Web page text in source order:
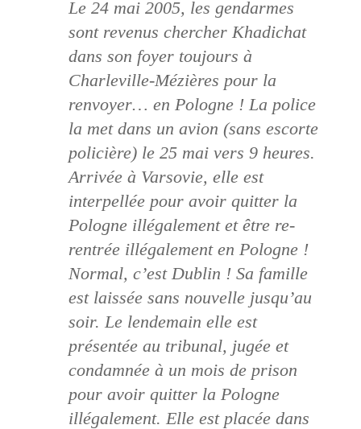
Le 24 mai 2005, les gendarmes
sont revenus chercher Khadichat
dans son foyer toujours à
Charleville-Mézières pour la
renvoyer… en Pologne ! La police
la met dans un avion (sans escorte
policière) le 25 mai vers 9 heures.
Arrivée à Varsovie, elle est
interpellée pour avoir quitter la
Pologne illégalement et être re-
rentrée illégalement en Pologne !
Normal, c’est Dublin ! Sa famille
est laissée sans nouvelle jusqu’au
soir. Le lendemain elle est
présentée au tribunal, jugée et
condamnée à un mois de prison
pour avoir quitter la Pologne
illégalement. Elle est placée dans